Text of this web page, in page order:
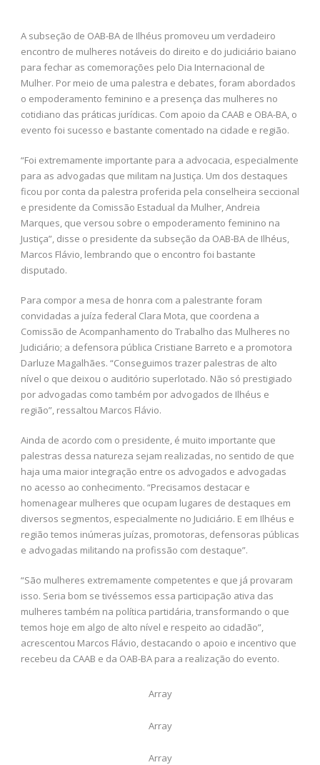
A subseção de OAB-BA de Ilhéus promoveu um verdadeiro
encontro de mulheres notáveis do direito e do judiciário baiano
para fechar as comemorações pelo Dia Internacional de
Mulher. Por meio de uma palestra e debates, foram abordados
o empoderamento feminino e a presença das mulheres no
cotidiano das práticas jurídicas. Com apoio da CAAB e OBA-BA, o
evento foi sucesso e bastante comentado na cidade e região.
“Foi extremamente importante para a advocacia, especialmente
para as advogadas que militam na Justiça. Um dos destaques
ficou por conta da palestra proferida pela conselheira seccional
e presidente da Comissão Estadual da Mulher, Andreia
Marques, que versou sobre o empoderamento feminino na
Justiça”, disse o presidente da subseção da OAB-BA de Ilhéus,
Marcos Flávio, lembrando que o encontro foi bastante
disputado.
Para compor a mesa de honra com a palestrante foram
convidadas a juíza federal Clara Mota, que coordena a
Comissão de Acompanhamento do Trabalho das Mulheres no
Judiciário; a defensora pública Cristiane Barreto e a promotora
Darluze Magalhães. “Conseguimos trazer palestras de alto
nível o que deixou o auditório superlotado. Não só prestigiado
por advogadas como também por advogados de Ilhéus e
região”, ressaltou Marcos Flávio.
Ainda de acordo com o presidente, é muito importante que
palestras dessa natureza sejam realizadas, no sentido de que
haja uma maior integração entre os advogados e advogadas
no acesso ao conhecimento. “Precisamos destacar e
homenagear mulheres que ocupam lugares de destaques em
diversos segmentos, especialmente no Judiciário. E em Ilhéus e
região temos inúmeras juízas, promotoras, defensoras públicas
e advogadas militando na profissão com destaque”.
“São mulheres extremamente competentes e que já provaram
isso. Seria bom se tivéssemos essa participação ativa das
mulheres também na política partidária, transformando o que
temos hoje em algo de alto nível e respeito ao cidadão”,
acrescentou Marcos Flávio, destacando o apoio e incentivo que
recebeu da CAAB e da OAB-BA para a realização do evento.
Array
Array
Array